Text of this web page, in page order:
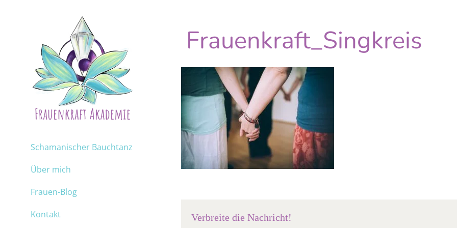
Schamanischer Bauchtanz
Über mich
Frauen-Blog
Kontakt
Frauenkraft_Singkreis
Verbreite die Nachricht!